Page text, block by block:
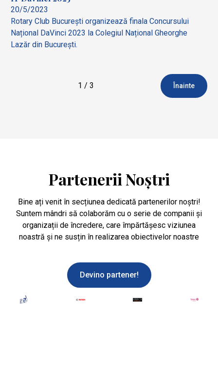
20/5/2023
Rotary Club București organizează finala Concursului
Național DaVinci 2023 la Colegiul Național Gheorghe
Lazăr din București.
1 / 3 Înainte
Partenerii Noștri
Bine ați venit în secțiunea dedicată partenerilor noștri!
Suntem mândri să colaborăm cu o serie de companii și
organizații de încredere, care împărtășesc viziunea
noastră și ne susțin în realizarea obiectivelor noastre
Devino partener!